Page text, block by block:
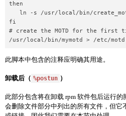
then
ln -s /usr/local/bin/
fi
# create the MOTD for the first
/usr/local/bin/mymotd > /etc/motd
此脚本中包含的注释应明确其用途。
卸载后（ %postun ）
此部分包含将在卸载 rpm 软件包后运行的
会删除文件部分中列出的所有文件，但